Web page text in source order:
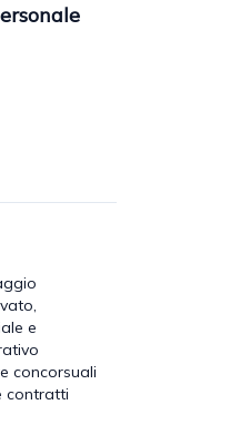
e
concorsuali
contratti